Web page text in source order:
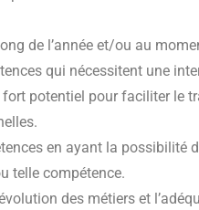
de l’année et/ou au
qui nécessitent une
potentiel pour faciliter le
en ayant la possibilité
telle compétence.
des métiers et